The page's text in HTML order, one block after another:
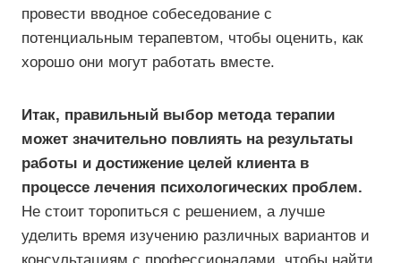
провести вводное собеседование с
потенциальным терапевтом, чтобы оценить, как
хорошо они могут работать вместе.
Итак, правильный выбор метода терапии
может значительно повлиять на результаты
работы и достижение целей клиента в
процессе лечения психологических проблем.
Не стоит торопиться с решением, а лучше
уделить время изучению различных вариантов и